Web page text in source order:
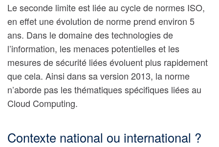
Le seconde limite est liée au cycle de normes ISO,
en effet une évolution de norme prend environ 5
ans. Dans le domaine des technologies de
l’information, les menaces potentielles et les
mesures de sécurité liées évoluent plus rapidement
que cela. Ainsi dans sa version 2013, la norme
n’aborde pas les thématiques spécifiques liées au
Cloud Computing.
Contexte national ou international ?